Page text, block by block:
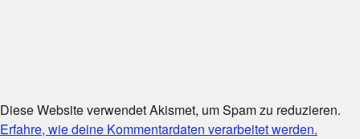
Diese Website verwendet Akismet, um Spam zu reduzieren.
Erfahre, wie deine Kommentardaten verarbeitet werden.